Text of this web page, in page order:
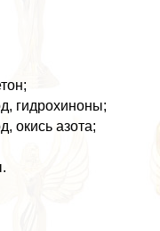
гидрохиноны;
окись азота;